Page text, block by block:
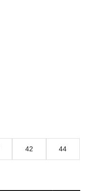
42 44